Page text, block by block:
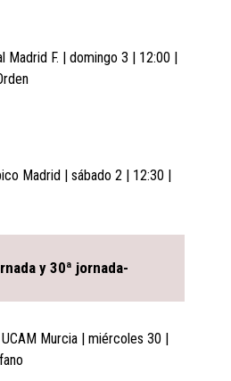
F. | domingo 3 | 12:00 |
Madrid | sábado 2 | 12:30 |
y 30ª jornada-
Murcia | miércoles 30 |